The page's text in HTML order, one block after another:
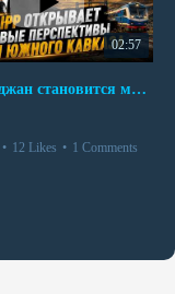
02:57
Азербайджан становится мостом между Востоком и Западом
• 12 Likes • 1 Comments